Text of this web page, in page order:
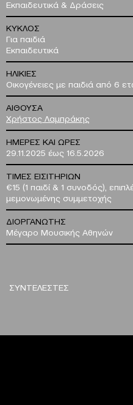
Εκπαιδευτικά & Δράσεις
ΚΥΚΛΟΣ
Για παιδιά
Εκπαιδευτικά
ΗΛΙΚΙΕΣ
Οικογένειες με παιδιά από 6
ΑΙΘΟΥΣΑ
Χρήστος Λαμπράκης
ΗΜΕΡΕΣ ΚΑΙ ΩΡΕΣ
29.11.2025 έως 16.5.2026
ΤΙΜΕΣ ΕΙΣΙΤΗΡΙΩΝ
€15 (1 παιδί & 1 συνοδός),
μεμονωμένης συμμετοχής
ΔΙΟΡΓΑΝΩΤΗΣ
Μέγαρο Μουσικής Αθηνών
ΣΥΝΤΕΛΕΣΤΕΣ